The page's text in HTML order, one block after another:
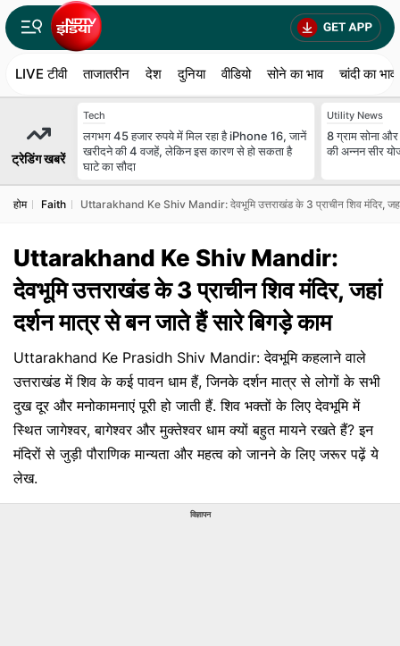
LIVE टीवी ताजातरीन देश दुनिया वीडियो सोने का भाव चांदी का भाव
ट्रेडिंग खबरें
Tech
लगभग 45 हजार रुपये में मिल रहा है iPhone 16, जानें
खरीदने की 4 वजहें, लेकिन इस कारण से हो सकता है
घाटे का सौदा
Utility News
8 ग्राम सोना
की अन्नन सीर
होम Faith Uttarakhand Ke Shiv Mandir: देवभूमि उत्तराखंड के 3 प्राचीन शिव मंदिर, जहां
Uttarakhand Ke Shiv Mandir:
देवभूमि उत्तराखंड के 3 प्राचीन शिव मंदिर, जहां
दर्शन मात्र से बन जाते हैं सारे बिगड़े काम
Uttarakhand Ke Prasidh Shiv Mandir: देवभूमि कहलाने वाले
उत्तराखंड में शिव के कई पावन धाम हैं, जिनके दर्शन मात्र से लोगों के सभी
दुख दूर और मनोकामनाएं पूरी हो जाती हैं. शिव भक्तों के लिए देवभूमि में
स्थित जागेश्वर, बागेश्वर और मुक्तेश्वर धाम क्यों बहुत मायने रखते हैं? इन
मंदिरों से जुड़ी पौराणिक मान्यता और महत्व को जानने के लिए जरूर पढ़ें ये
लेख.
विज्ञापन